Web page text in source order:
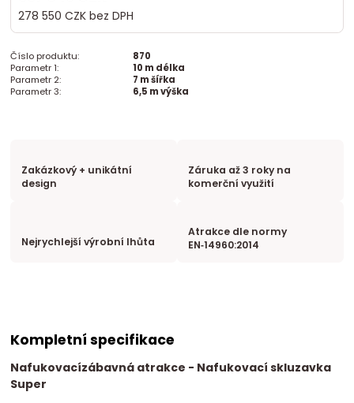
278 550 CZK bez DPH
Číslo produktu:
870
Parametr 1:
10 m délka
Parametr 2:
7 m šířka
Parametr 3:
6,5 m výška
Zakázkový + unikátní
design
Záruka až 3 roky na
komerční využití
Nejrychlejší výrobní lhůta
Atrakce dle normy
EN‑14960:2014
Kompletní specifikace
Nafukovacízábavná atrakce - Nafukovací skluzavka
Super